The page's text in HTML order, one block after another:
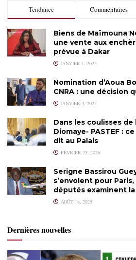
Tendance Commentaires
Biens de Maïmouna
une vente aux
prévue à Dakar
JANVIER 1, 2025
Nomination d’Aoua
CNRA : une décision
JANVIER 4, 2025
Dans les coulisses
Diomaye- PASTEF :
dit au Palais
FÉVRIER 23, 2026
Serigne Bassirou
s’envolent pour
députés examinent la
AOÛT 18, 2025
Dernières nouvelles